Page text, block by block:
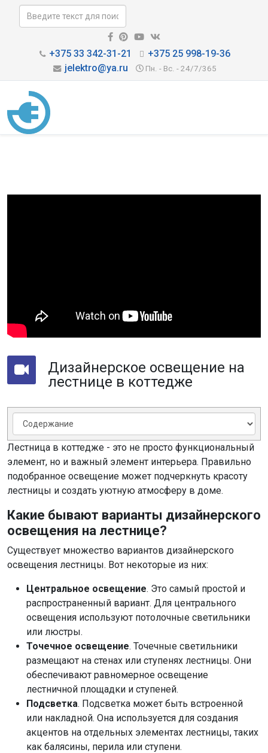
+375 33 342-31-21
+375 25 998-19-36
jelektro@ya.ru
Пн. - Вс. - 24/7/365
Дизайнерское освещение на
лестнице в коттедже
Лестница в коттедже - это не просто функциональный
элемент, но и важный элемент интерьера. Правильно
подобранное освещение может подчеркнуть красоту
лестницы и создать уютную атмосферу в доме.
Какие бывают варианты дизайнерского
освещения на лестнице?
Существует множество вариантов дизайнерского
освещения лестницы. Вот некоторые из них:
Центральное освещение. Это самый простой и
распространенный вариант. Для центрального
освещения используют потолочные светильники
или люстры.
Точечное освещение. Точечные светильники
размещают на стенах или ступенях лестницы. Они
обеспечивают равномерное освещение
лестничной площадки и ступеней.
Подсветка. Подсветка может быть встроенной
или накладной. Она используется для создания
акцентов на отдельных элементах лестницы, таких
как балясины, перила или ступени.